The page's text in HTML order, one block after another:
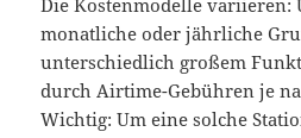
monatliche oder jährliche
unterschiedlich großem
durch Airtime-Gebühren je
Wichtig: Um eine solche